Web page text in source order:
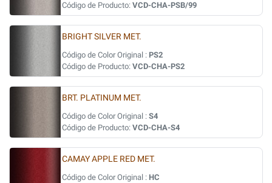
Código de Producto: VCD-CHA-PSB/99
BRIGHT SILVER MET.
Código de Color Original : PS2
Código de Producto: VCD-CHA-PS2
BRT. PLATINUM MET.
Código de Color Original : S4
Código de Producto: VCD-CHA-S4
CAMAY APPLE RED MET.
Código de Color Original : HC